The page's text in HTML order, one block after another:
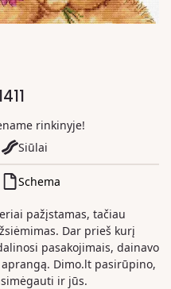
rinkinyje!
Siūlai
Schema
pažįstamas, tačiau
Dar prieš kurį
pasakojimais, dainavo
Dimo.lt pasirūpino,
ir jūs.